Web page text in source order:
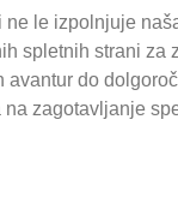
le izpolnjuje
spletnih strani za
do
zagotavljanje